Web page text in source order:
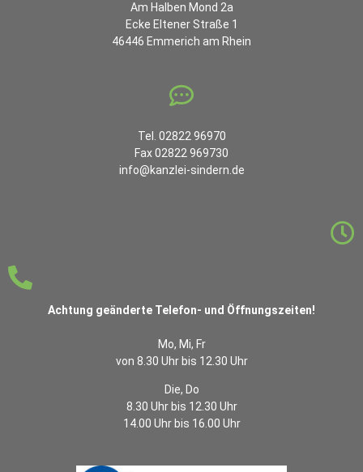
Am Halben Mond 2a
Ecke Eltener Straße 1
46446 Emmerich am Rhein
Tel. 02822 96970
Fax 02822 969730
info@kanzlei-sindern.de
Achtung geänderte Telefon- und Öffnungszeiten!
Mo, Mi, Fr
von 8.30 Uhr bis 12.30 Uhr
Die, Do
8.30 Uhr bis 12.30 Uhr
14.00 Uhr bis 16.00 Uhr